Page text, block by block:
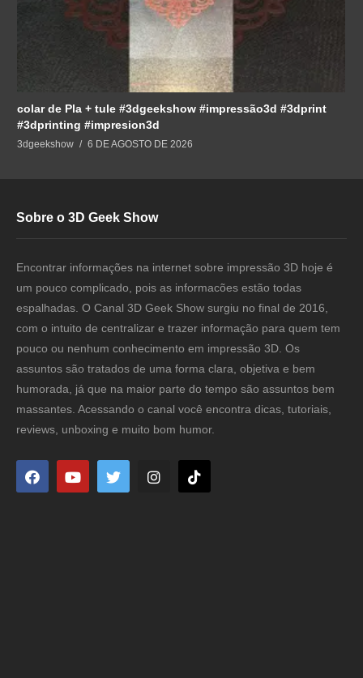
colar de Pla + tule #3dgeekshow #impressão3d #3dprint
#3dprinting #impresion3d
3dgeekshow 6 DE AGOSTO DE 2026
Sobre o 3D Geek Show
Encontrar informações na internet sobre impressão 3D hoje é
um pouco complicado, pois as informacões estão todas
espalhadas. O Canal 3D Geek Show surgiu no final de 2016,
com o intuito de centralizar e trazer informação para quem tem
pouco ou nenhum conhecimento em impressão 3D. Os
assuntos são tratados de uma forma clara, objetiva e bem
humorada, já que na maior parte do tempo são assuntos bem
massantes. Acessando o canal você encontra dicas, tutoriais,
reviews, unboxing e muito bom humor.